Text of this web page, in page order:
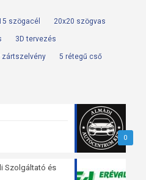
szögacél 20x20 szögvas
3D tervezés
zártszelvény 5 rétegű cső
0
Szolgáltató és